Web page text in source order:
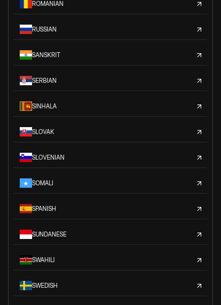
ROMANIAN
RUSSIAN
SANSKRIT
SERBIAN
SINHALA
SLOVAK
SLOVENIAN
SOMALI
SPANISH
SUNDANESE
SWAHILI
SWEDISH